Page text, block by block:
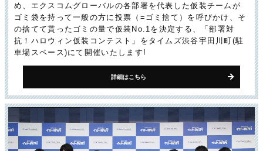
め、エクスコムグローバルの各部署を代表した仮装チームが
ゴミ袋を持って一般の方に投票（=ゴミ捨て）を呼びかけ、そ
の捨てて貰ったゴミの量で仮装No.1を決定する、「部署対
抗！ハロウィン仮装コンテスト」をタイムズ渋谷宇田川町(駐
車場スペース)にて開催いたします!
詳細はこちら